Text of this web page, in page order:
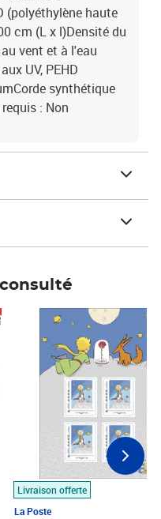
(polyéthylène haute
cm (L x l)Densité du
vent et à l'eau
UV, PEHD
synthétique
: Non
Livraison offerte
La Poste
Prix 7,50€